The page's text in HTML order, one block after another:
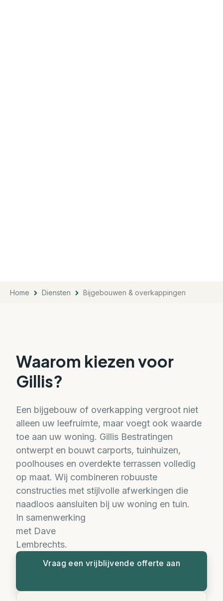
Home Diensten Bijgebouwen & overkappingen
Waarom kiezen voor
Gillis?
Een bijgebouw of overkapping vergroot niet
alleen uw leefruimte, maar voegt ook waarde
toe aan uw woning. Gillis Bestratingen
ontwerpt en bouwt carports, tuinhuizen,
poolhouses en overdekte terrassen volledig
op maat. Wij combineren robuuste
constructies met stijlvolle afwerkingen die
naadloos aansluiten bij uw woning en tuin.
In samenwerking
met Dave
Lembrechts.
Vraag een vrijblijvende offerte aan